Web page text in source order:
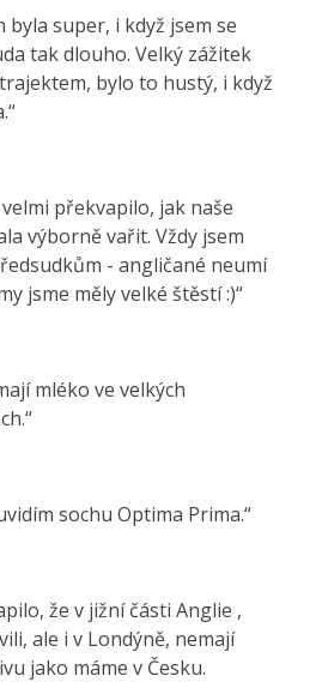
byla super, i když jsem se
tak dlouho. Velký zážitek
bylo to hustý, i když
překvapilo, jak naše
výborně vařit. Vždy jsem
- angličané neumí
jsme měly velké štěstí :)“
mléko ve velkých
sochu Optima Prima.“
že v jižní části Anglie ,
ale i v Londýně, nemají
jako máme v Česku.